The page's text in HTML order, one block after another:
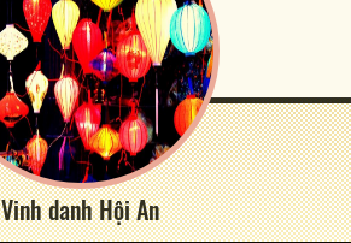
Vinh danh Hội An